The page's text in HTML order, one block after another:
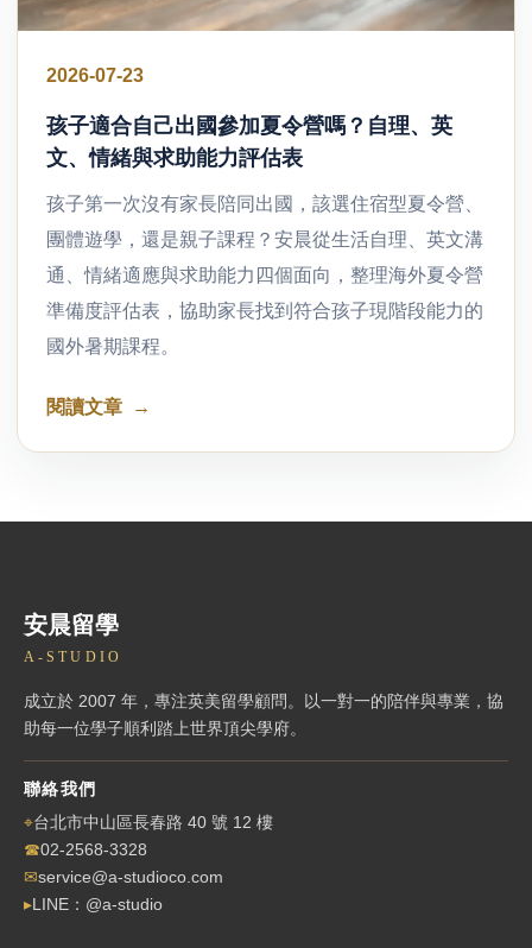
2026-07-23
孩子適合自己出國參加夏令營嗎？自理、英
文、情緒與求助能力評估表
孩子第一次沒有家長陪同出國，該選住宿型夏令營、
團體遊學，還是親子課程？安晨從生活自理、英文溝
通、情緒適應與求助能力四個面向，整理海外夏令營
準備度評估表，協助家長找到符合孩子現階段能力的
國外暑期課程。
閱讀文章
安晨留學
A-STUDIO
成立於 2007 年，專注英美留學顧問。以一對一的陪伴與專業，協
助每一位學子順利踏上世界頂尖學府。
聯絡我們
⌖台北市中山區長春路 40 號 12 樓
☎02-2568-3328
✉service@a-studioco.com
▸LINE：@a-studio